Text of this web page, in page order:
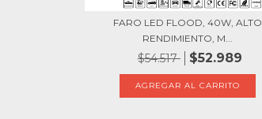
FARO LED FLOOD, 40W, ALTO
RENDIMIENTO, M...
$54.517 $52.989